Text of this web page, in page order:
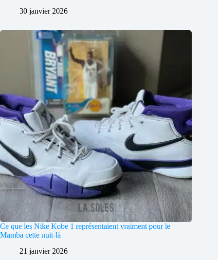
30 janvier 2026
Ce que les Nike Kobe 1 représentaient vraiment pour le
Mamba cette nuit-là
21 janvier 2026